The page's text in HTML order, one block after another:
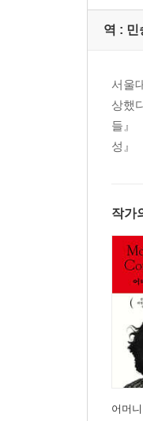
역 : 민
서울
상했
들』
성』
작가
어머